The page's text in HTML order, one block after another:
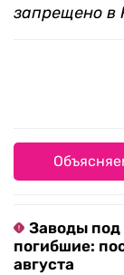
запрещено в
Заводы под
погибшие:
августа